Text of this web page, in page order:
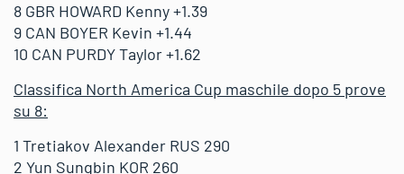
8 GBR HOWARD Kenny +1.39
9 CAN BOYER Kevin +1.44
10 CAN PURDY Taylor +1.62
Classifica North America Cup maschile dopo 5 prove
su 8:
1 Tretiakov Alexander RUS 290
2 Yun Sungbin KOR 260